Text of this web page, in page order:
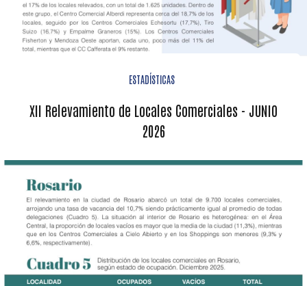
ESTADÍSTICAS
XII Relevamiento de Locales Comerciales - JUNIO
2026